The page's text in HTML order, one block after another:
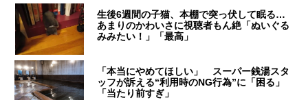
生後6週間の子猫、本棚で突っ伏して眠る…
あまりのかわいさに視聴者もん絶「ぬいぐる
みみたい！」「最高」
「本当にやめてほしい」 スーパー銭湯スタ
ッフが訴える“利用時のNG行為”に「困る」
「当たり前すぎ」